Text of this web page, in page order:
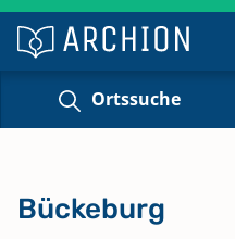
Ortssuche
Bückeburg